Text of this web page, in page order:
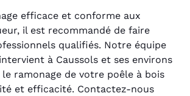
efficace et conforme aux
il est recommandé de faire
qualifiés. Notre équipe
à Caussols et ses environs
ramonage de votre poêle à bois
et efficacité. Contactez-nous